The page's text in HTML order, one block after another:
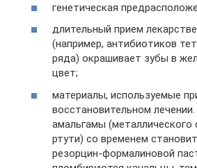
генетическая
длительный прием
(например, антибиотиков
ряда) окрашивает зубы в
цвет;
материалы, используемые
восстановительном
амальгамы (металлического
ртути) со временем
резорцин-формалиновой